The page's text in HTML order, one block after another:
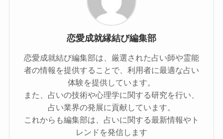
恋愛成就縁結び編集部
恋愛成就結び編集部は、厳選された占い師や霊能
者の情報を提供することで、利用者に最適な占い
体験を提供しています。
また、占いの技術や心理学に関する研究を行い、
占い業界の発展に貢献しています。
これからも編集部は、占いに関する最新情報やト
レンドを発信します